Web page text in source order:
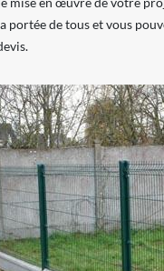
portée de tous et vous